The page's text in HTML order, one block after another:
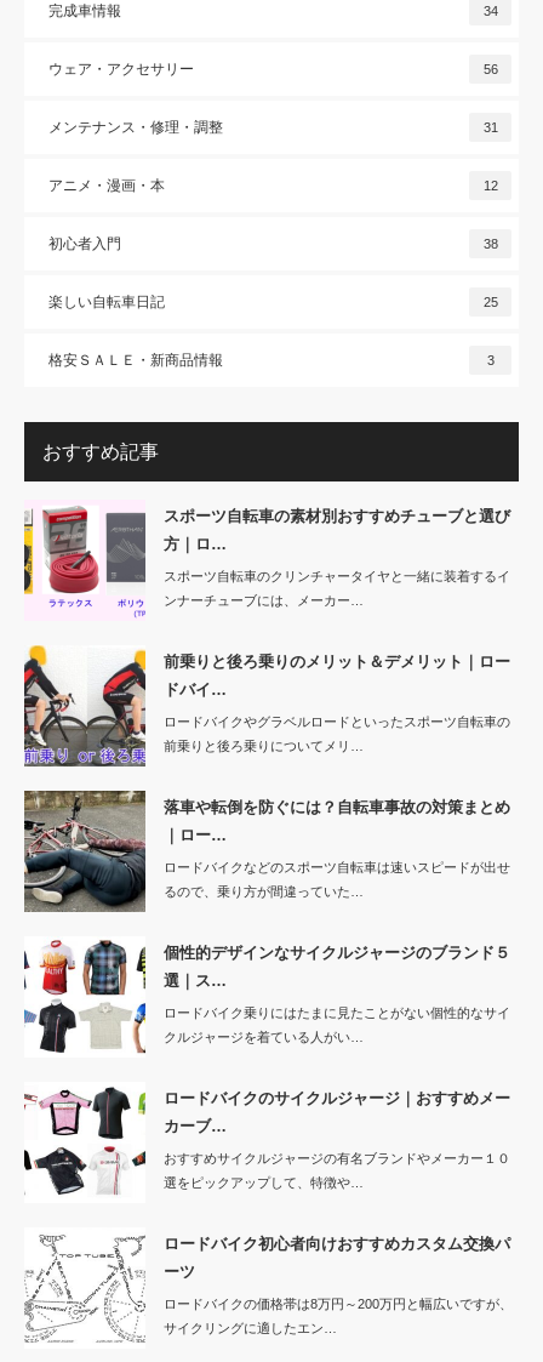
完成車情報 34
ウェア・アクセサリー 56
メンテナンス・修理・調整 31
アニメ・漫画・本 12
初心者入門 38
楽しい自転車日記 25
格安ＳＡＬＥ・新商品情報 3
おすすめ記事
スポーツ自転車の素材別おすすめチューブと選び
方｜ロ…
スポーツ自転車のクリンチャータイヤと一緒に装着するイ
ンナーチューブには、メーカー…
前乗りと後ろ乗りのメリット＆デメリット｜ロー
ドバイ…
ロードバイクやグラベルロードといったスポーツ自転車の
前乗りと後ろ乗りについてメリ…
落車や転倒を防ぐには？自転車事故の対策まとめ
｜ロー…
ロードバイクなどのスポーツ自転車は速いスピードが出せ
るので、乗り方が間違っていた…
個性的デザインなサイクルジャージのブランド５
選｜ス…
ロードバイク乗りにはたまに見たことがない個性的なサイ
クルジャージを着ている人がい…
ロードバイクのサイクルジャージ｜おすすめメー
カーブ…
おすすめサイクルジャージの有名ブランドやメーカー１０
選をピックアップして、特徴や…
ロードバイク初心者向けおすすめカスタム交換パ
ーツ
ロードバイクの価格帯は8万円～200万円と幅広いですが、
サイクリングに適したエン…